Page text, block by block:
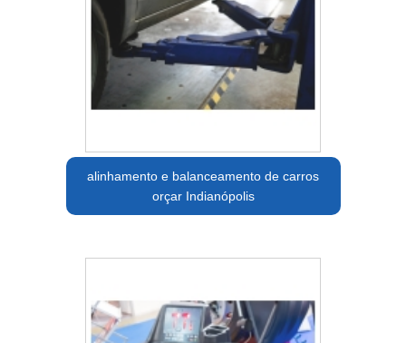
alinhamento e balanceamento de carros
orçar Indianópolis